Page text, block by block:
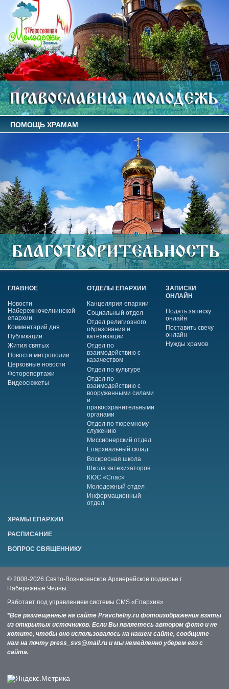
ПОМОЩЬ ХРАМАМ
ГЛАВНОЕ
Новости
Набережночелнинской
епархии
Комментарий дня
Публикации
Жития святых
Новости митрополии
Церковные новости
Фоторепортажи
Видеосюжеты
ОТДЕЛЫ ЕПАРХИИ
Канцелярия епархии
Социальный отдел
Отдел религиозного
образования и
катехизации
Отдел по
взаимодействию с
казачеством
Отдел по культуре
Отдел по
взаимодействию с
вооруженными силами
и
правоохранительными
органами
Отдел по тюремному
служению
Миссионерский отдел
Епархиальный склад
Воскресная школа
Школа катехизаторов
КЮС «Спас»
Молодежный отдел
Информационный
отдел
ЗАПИСКИ
ОНЛАЙН
Подать записку
онлайн
Поставить свечу
онлайн
Нужды храмов
ХРАМЫ ЕПАРХИИ
РАСПИСАНИЕ
ВОПРОС СВЯЩЕННИКУ
© 2008-2026 Свято-Вознесенское Архиерейское подворье г.
Набережные Челны.
Работает под управлением системы CMS «Епархия»
*Все размещенные на сайте Pravchelny.ru фотоизображения взяты
из открытых источников. Если Вы являетесь автором фото и не
хотите, чтобы оно использовалось на нашем сайте, сообщите
нам на почту press_svs@mail.ru и мы немедленно уберем его с
сайта.